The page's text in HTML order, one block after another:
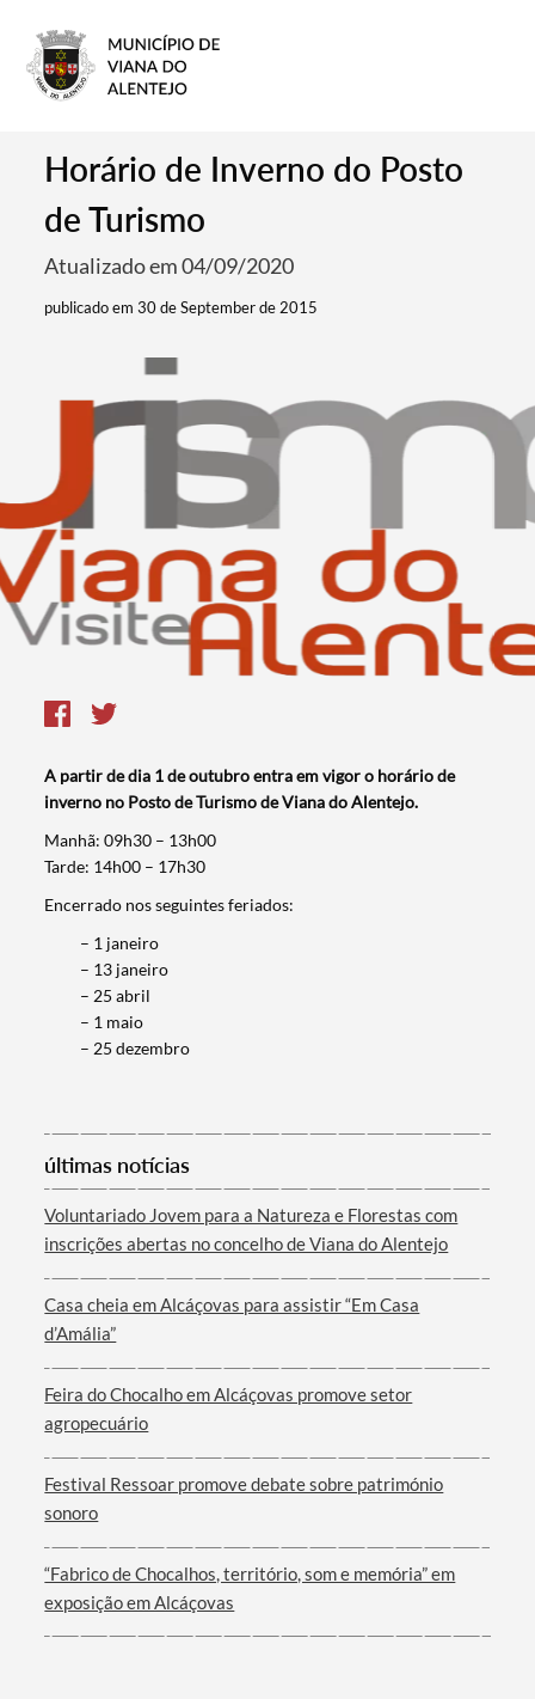
Termo de Pesquisa
Categorias gerais
Filtros
Horário de Inverno do Posto
de Turismo
Atualizado em 04/09/2020
publicado em 30 de September de 2015
A partir de dia 1 de outubro entra em vigor o horário de
inverno no Posto de Turismo de Viana do Alentejo.
​Manhã: 09h30 – 13h00
Tarde: 14h00 – 17h30
Encerrado nos seguintes feriados:
– 1 janeiro
– 13 janeiro
– 25 abril
– 1 maio
– 25 dezembro
últimas notícias
Voluntariado Jovem para a Natureza e Florestas com
inscrições abertas no concelho de Viana do Alentejo
Casa cheia em Alcáçovas para assistir “Em Casa
d’Amália”
Feira do Chocalho em Alcáçovas promove setor
agropecuário
Festival Ressoar promove debate sobre património
sonoro
“Fabrico de Chocalhos, território, som e memória” em
exposição em Alcáçovas